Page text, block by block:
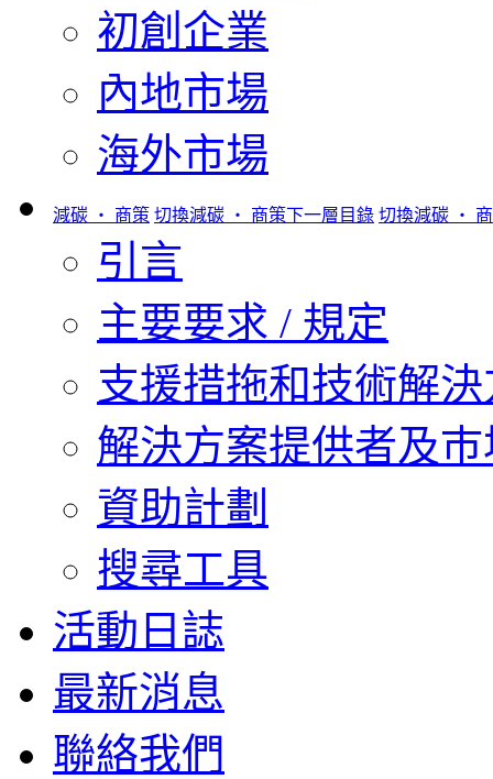
初創企業
內地市場
海外市場
減碳 ‧ 商策 切換減碳 ‧ 商策下一層目錄 切換減碳 ‧
引言
主要要求 / 規定
支援措拖和技術解
解決方案提供者及
資助計劃
搜尋工具
活動日誌
最新消息
聯絡我們